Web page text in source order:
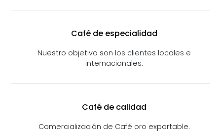
Café de especialidad
Nuestro objetivo son los clientes locales e
internacionales.
Café de calidad
Comercialización de Café oro exportable.